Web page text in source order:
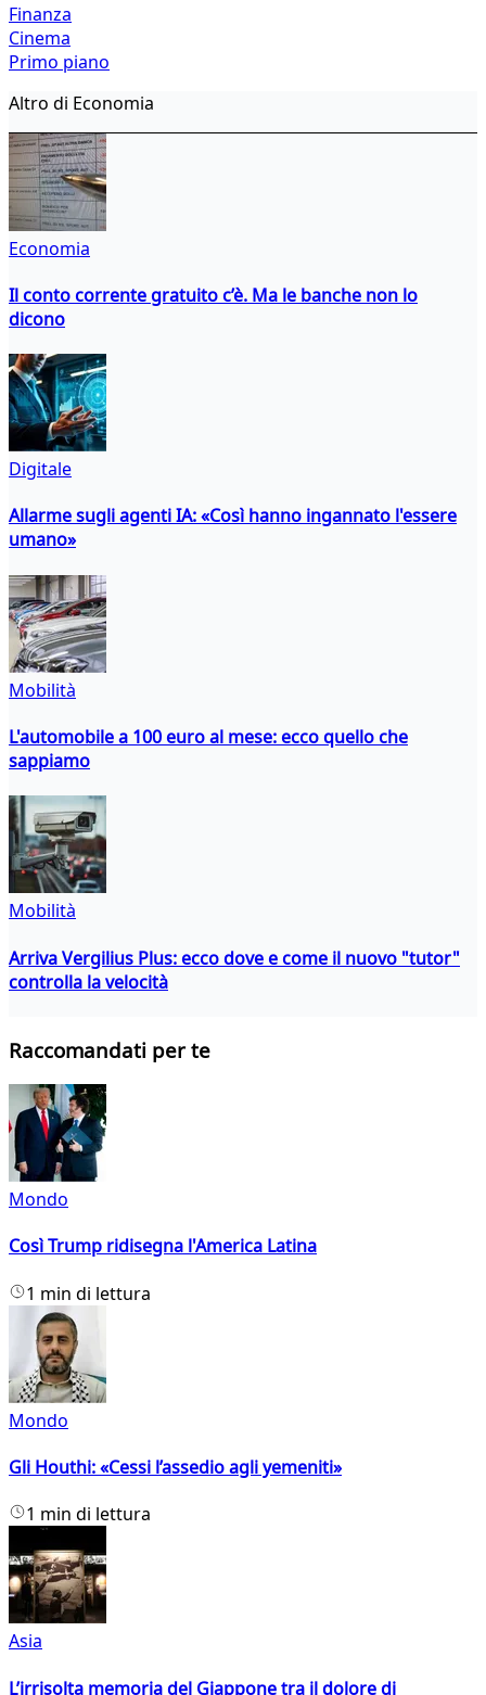
Finanza
Cinema
Primo piano
Altro di Economia
Economia
Il conto corrente gratuito c’è. Ma le banche non lo
dicono
Digitale
Allarme sugli agenti IA: «Così hanno ingannato l'essere
umano»
Mobilità
L'automobile a 100 euro al mese: ecco quello che
sappiamo
Mobilità
Arriva Vergilius Plus: ecco dove e come il nuovo "tutor"
controlla la velocità
Raccomandati per te
Mondo
Così Trump ridisegna l'America Latina
1 min di lettura
Mondo
Gli Houthi: «Cessi l’assedio agli yemeniti»
1 min di lettura
Asia
L’irrisolta memoria del Giappone tra il dolore di